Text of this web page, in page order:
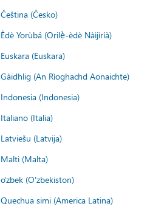
Čeština (Česko)
Èdè Yorùbá (Orilẹ̀-èdè Nàìjíríà)
Euskara (Euskara)
Gàidhlig (An Rìoghachd Aonaichte)
Indonesia (Indonesia)
Italiano (Italia)
Latviešu (Latvija)
Malti (Malta)
o'zbek (O'zbekiston)
Quechua simi (America Latina)